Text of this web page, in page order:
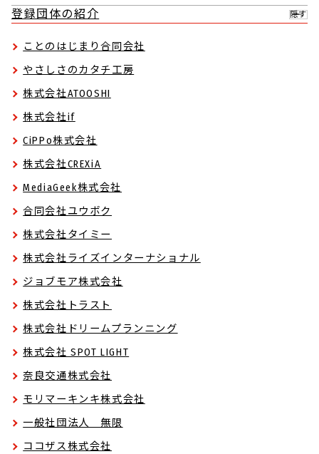
登録団体の紹介 隠す
ことのはじまり合同会社
やさしさのカタチ工房
株式会社ATOOSHI
株式会社if
CiPPo株式会社
株式会社CREXiA
MediaGeek株式会社
合同会社ユウボク
株式会社タイミー
株式会社ライズインターナショナル
ジョブモア株式会社
株式会社トラスト
株式会社ドリームプランニング
株式会社 SPOT LIGHT
奈良交通株式会社
モリマーキンキ株式会社
一般社団法人 無限
ココザス株式会社